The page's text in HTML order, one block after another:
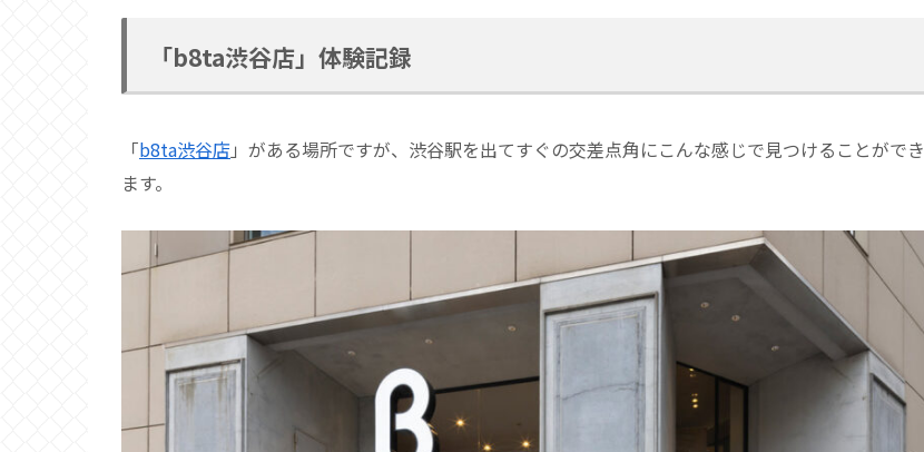
「b8ta渋谷店」体験記録
「b8ta渋谷店」がある場所ですが、渋谷駅を出てすぐの交差点角にこんな感じで見つけることができ
ます。